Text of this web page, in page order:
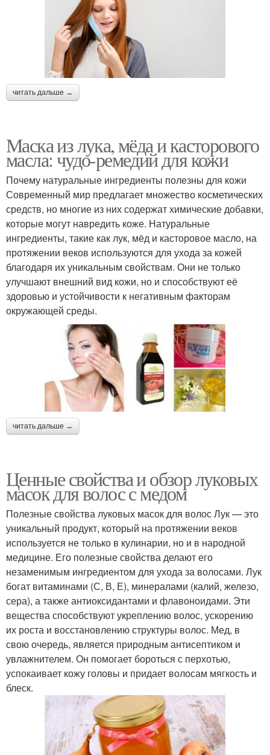
читать дальше →
Маска из лука, мёда и касторового
масла: чудо-ремедий для кожи
Почему натуральные ингредиенты полезны для кожи
Современный мир предлагает множество косметических
средств, но многие из них содержат химические добавки,
которые могут навредить коже. Натуральные
ингредиенты, такие как лук, мёд и касторовое масло, на
протяжении веков используются для ухода за кожей
благодаря их уникальным свойствам. Они не только
улучшают внешний вид кожи, но и способствуют её
здоровью и устойчивости к негативным факторам
окружающей среды.
читать дальше →
Ценные свойства и обзор луковых
масок для волос с медом
Полезные свойства луковых масок для волос Лук — это
уникальный продукт, который на протяжении веков
используется не только в кулинарии, но и в народной
медицине. Его полезные свойства делают его
незаменимым ингредиентом для ухода за волосами. Лук
богат витаминами (С, В, Е), минералами (калий, железо,
сера), а также антиоксидантами и флавоноидами. Эти
вещества способствуют укреплению волос, ускорению
их роста и восстановлению структуры волос. Мед, в
свою очередь, является природным антисептиком и
увлажнителем. Он помогает бороться с перхотью,
успокаивает кожу головы и придает волосам мягкость и
блеск.